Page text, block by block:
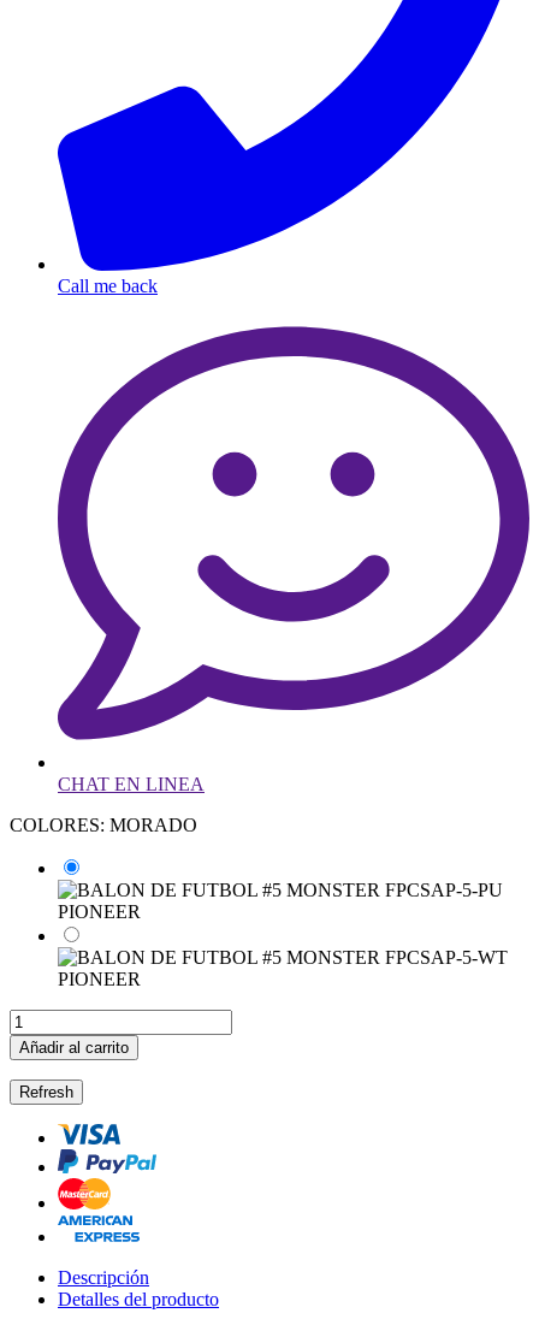
Call me back
CHAT EN LINEA
COLORES: MORADO
Añadir al carrito
Descripción
Detalles del producto